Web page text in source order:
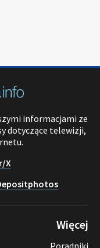
informacjami ze
dotyczące telewizji,
X
Więcej
Poradniki